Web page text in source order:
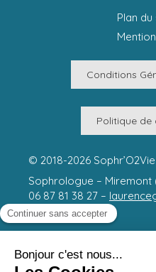
Plan du
Conditions
Politique
© 2018-2026
Sophrologue – Miremont
06 87 81 38 27 –
www.mediateur-